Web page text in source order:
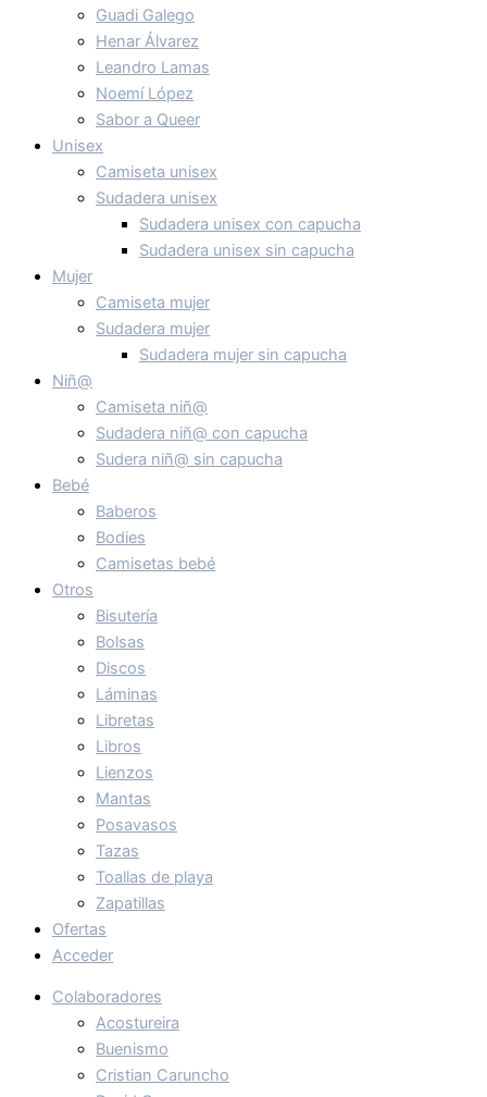
Guadi Galego
Henar Álvarez
Leandro Lamas
Noemí López
Sabor a Queer
Unisex
Camiseta unisex
Sudadera unisex
Sudadera unisex con capucha
Sudadera unisex sin capucha
Mujer
Camiseta mujer
Sudadera mujer
Sudadera mujer sin capucha
Niñ@
Camiseta niñ@
Sudadera niñ@ con capucha
Sudera niñ@ sin capucha
Bebé
Baberos
Bodies
Camisetas bebé
Otros
Bisutería
Bolsas
Discos
Láminas
Libretas
Libros
Lienzos
Mantas
Posavasos
Tazas
Toallas de playa
Zapatillas
Ofertas
Acceder
Colaboradores
Acostureira
Buenismo
Cristian Caruncho